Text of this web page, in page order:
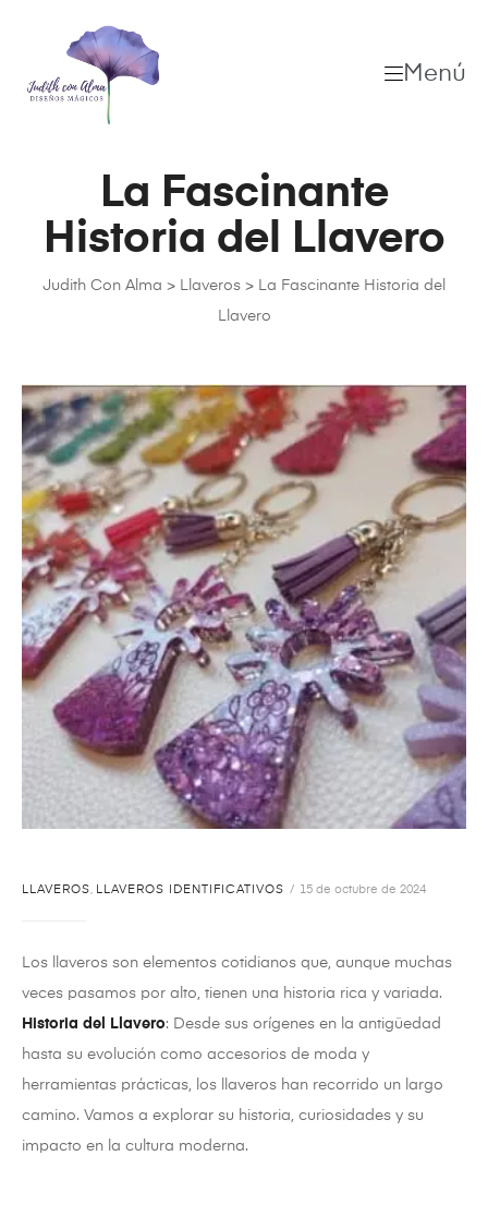
Menú
Judith Con Alma > Llaveros > La Fascinante Historia del
Llavero
La Fascinante
Historia del Llavero
LLAVEROS, LLAVEROS IDENTIFICATIVOS 15 de octubre de 2024
Los llaveros son elementos cotidianos que, aunque muchas
veces pasamos por alto, tienen una historia rica y variada.
Historia del Llavero: Desde sus orígenes en la antigüedad
hasta su evolución como accesorios de moda y
herramientas prácticas, los llaveros han recorrido un largo
camino. Vamos a explorar su historia, curiosidades y su
impacto en la cultura moderna.